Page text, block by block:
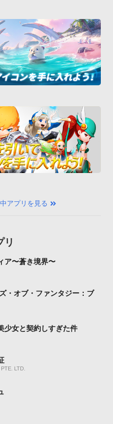
アプリを見る
リ
ア〜蒼き境界〜
・オブ・ファンタジー：ブ
少女と契約しすぎた件
LTD.